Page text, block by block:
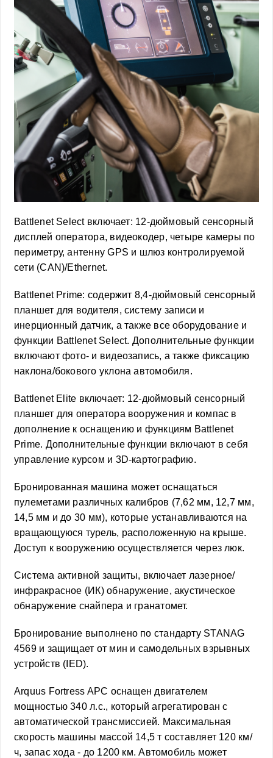
Battlenet Select включает: 12-дюймовый сенсорный
дисплей оператора, видеокодер, четыре камеры по
периметру, антенну GPS и шлюз контролируемой
сети (CAN)/Ethernet.
Battlenet Prime: содержит 8,4-дюймовый сенсорный
планшет для водителя, систему записи и
инерционный датчик, а также все оборудование и
функции Battlenet Select. Дополнительные функции
включают фото- и видеозапись, а также фиксацию
наклона/бокового уклона автомобиля.
Battlenet Elite включает: 12-дюймовый сенсорный
планшет для оператора вооружения и компас в
дополнение к оснащению и функциям Battlenet
Prime. Дополнительные функции включают в себя
управление курсом и 3D-картографию.
Бронированная машина может оснащаться
пулеметами различных калибров (7,62 мм, 12,7 мм,
14,5 мм и до 30 мм), которые устанавливаются на
вращающуюся турель, расположенную на крыше.
Доступ к вооружению осуществляется через люк.
Система активной защиты, включает лазерное/
инфракрасное (ИК) обнаружение, акустическое
обнаружение снайпера и гранатомет.
Бронирование выполнено по стандарту STANAG
4569 и защищает от мин и самодельных взрывных
устройств (IED).
Arquus Fortress APC оснащен двигателем
мощностью 340 л.с., который агрегатирован с
автоматической трансмиссией. Максимальная
скорость машины массой 14,5 т составляет 120 км/
ч, запас хода - до 1200 км. Автомобиль может